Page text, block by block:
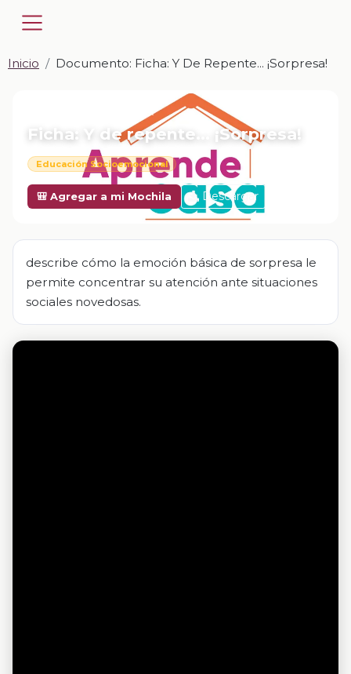
Inicio Documento: Ficha: Y De Repente... ¡Sorpresa!
📎 DOCUMENTO · DOCX
Ficha: Y de repente... ¡Sorpresa!
Educación Socioemocional
🎒 Agregar a mi Mochila Descargar
describe cómo la emoción básica de sorpresa le
permite concentrar su atención ante situaciones
sociales novedosas.